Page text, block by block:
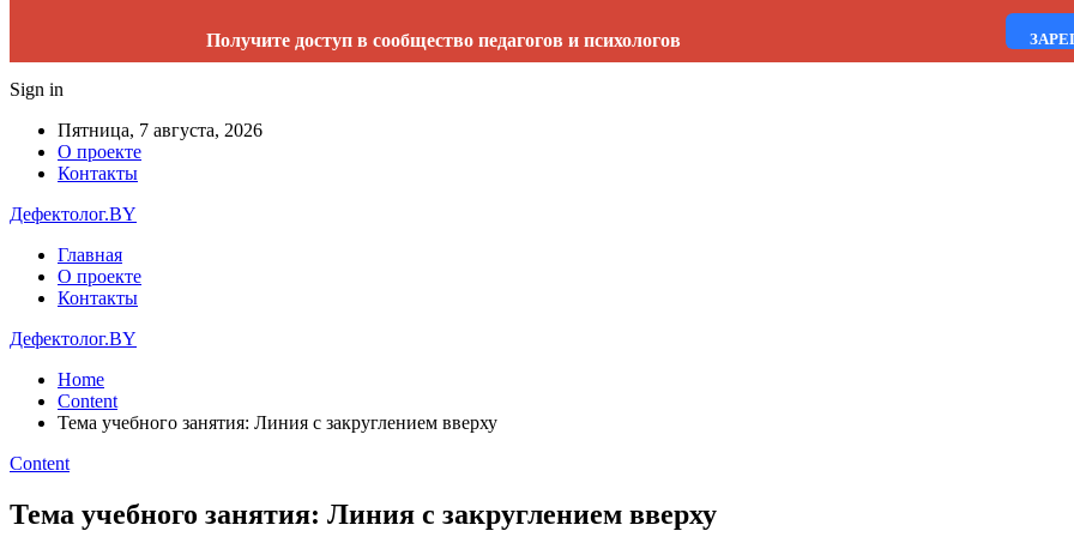
Получите доступ в сообщество педагогов и психологов
Sign in
Пятница, 7 августа, 2026
О проекте
Контакты
Дефектолог.BY
Главная
О проекте
Контакты
Дефектолог.BY
Home
Content
Тема учебного занятия: Линия с закруглением вверху
Content
Тема учебного занятия: Линия с закруглением вверху